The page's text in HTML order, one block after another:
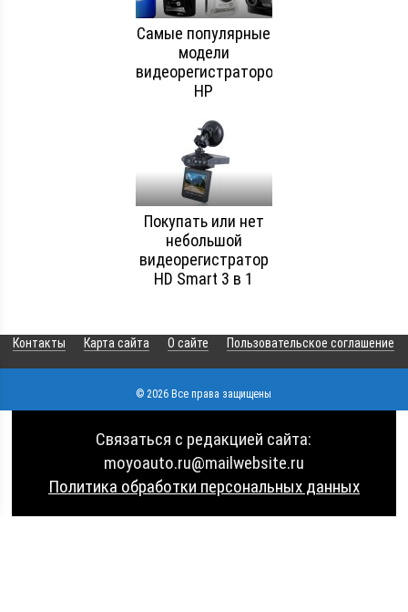
Самые популярные
модели
видеорегистраторов
HP
Покупать или нет
небольшой
видеорегистратор
HD Smart 3 в 1
Контакты Карта сайта О сайте Пользовательское соглашение
© 2026 Все права защищены
Связаться с редакцией сайта:
moyoauto.ru@mailwebsite.ru
Политика обработки персональных данных